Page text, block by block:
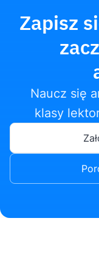
Zapisz
Naucz się
klasy